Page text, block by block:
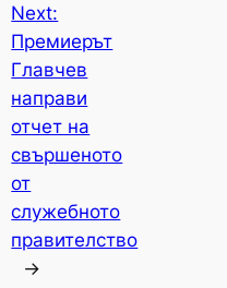
Next:
Премиерът
Главчев
направи
отчет на
свършеното
от
служебното
правителство
→